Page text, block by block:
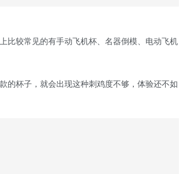
比较常见的有手动飞机杯、名器倒模、电动飞机
的杯子，就会出现这种刺鸡度不够，体验还不如